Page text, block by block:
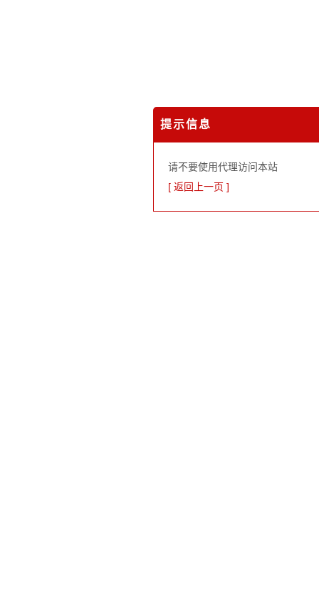
提示信息
请不要使用代理访问本站
[ 返回上一页 ]